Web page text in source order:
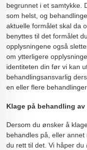
begrunnet i et samtykke.
som helst, og
aktuelle formålet skal da
benyttes til det formålet
opplysningene også
om ytterligere
identiteten din før vi kan
behandlingsansvarlig
en eller flere
Klage på behandling
Dersom du ønsker å
behandles på, eller
du rett til det. Vi håper